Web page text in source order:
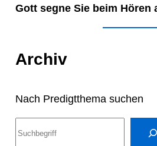
Gott segne Sie beim Hören
Archiv
Nach Predigtthema suchen